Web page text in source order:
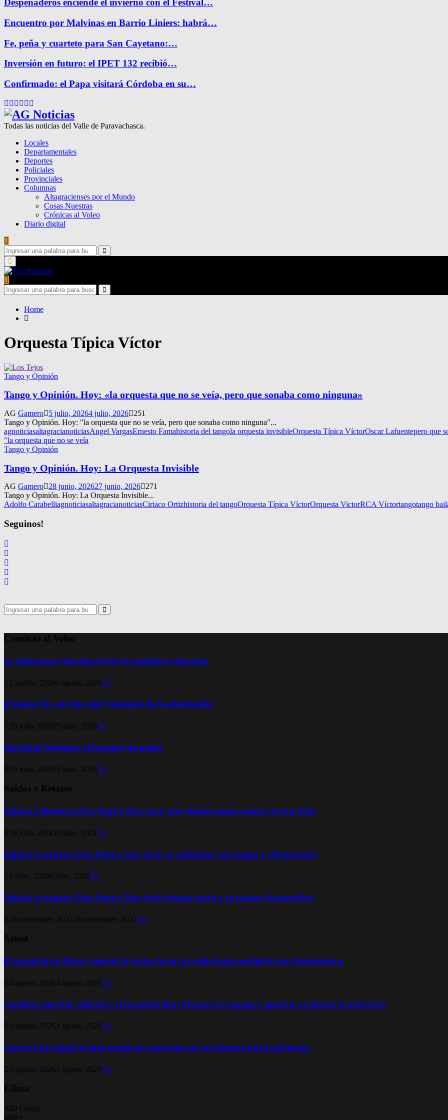
Despeñaderos enciende el invierno con el Festival…
Encuentro por Malvinas en Barrio Liniers: habrá…
Fe, peña y cuarteto para San Cayetano:…
Inversión en futuro: el IPET 132 recibió…
Confirmado: el Papa visitará Córdoba en su…
Facebook
Twitter
Instagram
Pinterest
Google
Todas las noticias del Valle de Paravachasca.
Locales
Departamentales
Deportes
Policiales
Provinciales
Columnas
Altagracienses por el Mundo
Cosas Nuestras
Crónicas al Voleo
Diario digital
Search
for:
Search
Primary
Menu
Search
for:
Search
Home
Orquesta Típica Víctor
Tango y Opinión
Tango y Opinión. Hoy: «la orquesta que no se veía, pero que sonaba como ninguna»
AG Gamero 5 julio, 20264 julio, 2026
251
Tango y Opinión. Hoy: "la orquesta que no se veía, pero que sonaba como ninguna"...
agnoticiasaltagracianoticiasAngel VargasErnesto Famahistoria del tangola orquesta invisibleOrquesta Típica VíctorOscar Lafuentepero que
"la orquesta que no se veía
Tango y Opinión
Tango y Opinión. Hoy: La Orquesta Invisible
AG Gamero 28 junio, 202627 junio, 2026
271
Tango y Opinión. Hoy: La Orquesta Invisible...
Adolfo CarabelliagnoticiasaltagracianoticiasCiriaco Ortizhistoria del tangoOrquesta Típica VíctorOrquesta VictorRCA Víctortangotango
Seguinos!
Search
for:
Search
Crónicas al Voleo
La silenciosa resistencia de los pueblos nómadas
2 agosto, 2026 1 agosto, 2026 0
El Vuelo 19 y el mito del Triángulo de las Bermudas
26 julio, 2026 25 julio, 2026 0
Matthias Sindelar, el hombre de papel
19 julio, 2026 18 julio, 2026 0
Saldos y Retazos
Saldos y Retazos: Don Pepe y Don José, una charla a puro mate y torta frita
18 julio, 2024 18 julio, 2024 0
Saldos y retazos: Don Pepe y Don José se calientan con grapa y chismecitos
9 julio, 20239 julio, 2023 0
Saldos y retazos: Don Pepe y Don José toman mate y se pasan chismecitos
28 septiembre, 2022 28 septiembre, 2022 0
Salud
El Hospital de Niños cambió la historia de la cardiología pediátrica en Sudamérica
4 agosto, 20264 agosto, 2026 0
Cambios puertas adentro: el Hospital Illia refuerza su equipo y apunta a mejorar la atención
3 agosto, 2026 3 agosto, 2026 0
Centros de salud locales impulsan acciones por la Semana de la Lactancia
3 agosto, 2026 3 agosto, 2026 0
Clima
Alta Gracia
nubes